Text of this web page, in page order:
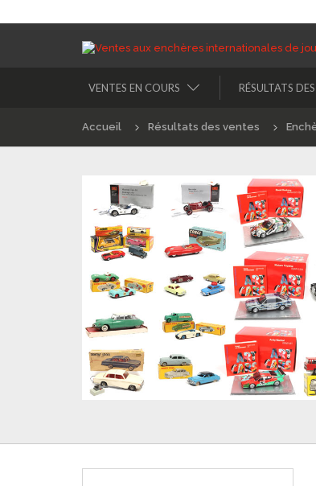
VENTES EN COURS RÉSULTATS
Accueil Résultats des ventes